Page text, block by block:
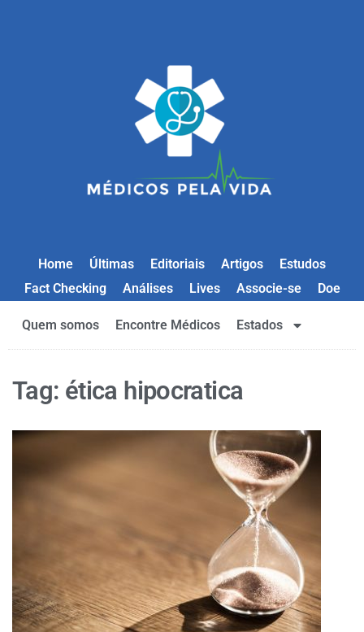
Home Últimas Editoriais Artigos
Estudos
Fact Checking
Análises Lives Associe-se Doe
Quem somos Encontre Médicos Estados
Tag: ética hipocratica